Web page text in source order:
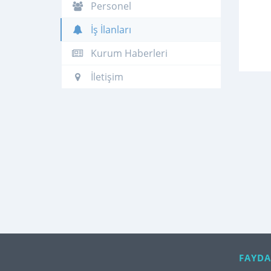
Personel
İş İlanları
Kurum Haberleri
İletişim